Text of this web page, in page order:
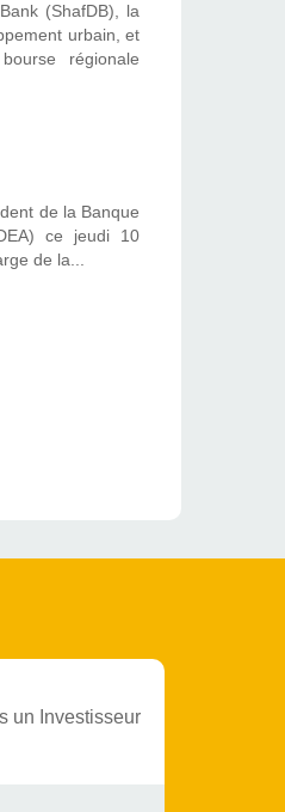
(ShafDB), la
urbain, et
régionale
de la Banque
ce jeudi 10
de la...
un Investisseur